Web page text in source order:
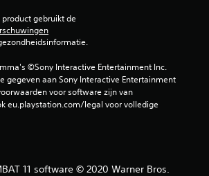
gebruikt de
©Sony Interactive Entertainment Inc.
gegeven aan Sony Interactive Entertainment
voor software zijn van
eu.playstation.com/legal voor volledige
11 software © 2020 Warner Bros.